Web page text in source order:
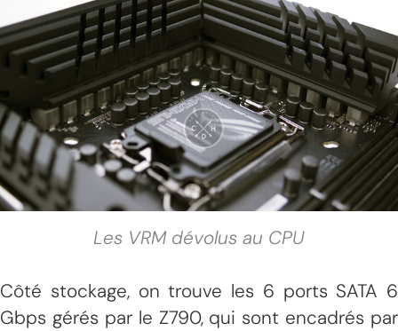
Les VRM dévolus au CPU
Côté stockage, on trouve les 6 ports SATA 6
Gbps gérés par le Z790, qui sont encadrés par